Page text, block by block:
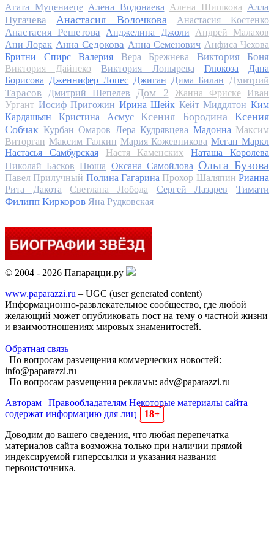
Агата Муцениеце Алена Водонаева Алена Шишкова Алла
Пугачева
Анастасия Волочкова Анастасия Костенко
Анастасия Решетова Анджелина Джоли
Андрей Малахов
Ани Лорак Анна Седокова Анна Семенович Анфиса Чехова
Бритни Спирс
Валерия Вера Брежнева Виктория Боня
Виктория Дайнеко Виктория Лопырева Глюкоза
Дана
Борисова Дженнифер Лопес Джиган Дима Билан Дмитрий
Тарасов
Дмитрий Шепелев Дом 2 Жанна Фриске
Иван
Ургант Иосиф Пригожин Ирина Шейк Кейт Миддлтон Ким
Кардашьян
Кристина Асмус Ксения Бородина
Ксения
Собчак Курбан Омаров Лера Кудрявцева Мадонна Максим
Виторган Максим Галкин Мария Кожевникова Меган Маркл
Настасья Самбурская
Настя Каменских
Наташа Королева
Николай Басков Нюша Оксана Самойлова Ольга Бузова
Павел Прилучный Полина Гагарина Прохор Шаляпин Рианна
Рита Дакота
Светлана Лобода Сергей Лазарев
Тимати
Филипп Киркоров Яна Рудковская
© 2004 - 2026 Папарацци.ру
www.paparazzi.ru – UGC (user generated content)
Информационно-развлекательное сообщество, где любой
желающий может опубликовать пост на тему о частной жизни
и взаимоотношениях мировых знаменитостей.
Обратная связь
| По вопросам размещения коммерческих новостей:
info@paparazzi.ru
| По вопросам размещения рекламы: adv@paparazzi.ru
Авторам | Правообладателям Некоторые материалы сайта
содержат информацию для лиц
18+
Доводим до вашего сведения, что любая перепечатка
материалов сайта возможна только при наличии прямой
индексируемой гиперссылки и указания названия
первоисточника.